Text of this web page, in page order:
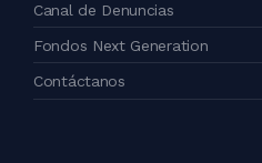
Canal de Denuncias
Fondos Next Generation
Contáctanos